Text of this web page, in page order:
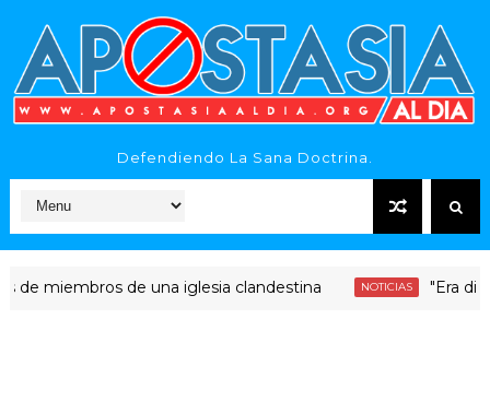
Defendiendo La Sana Doctrina.
de una iglesia clandestina NOTICIAS "Era dinero